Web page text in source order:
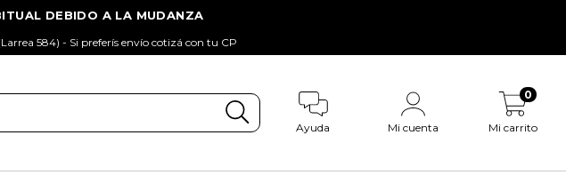
584) - Si preferís envío cotizá con tu CP
Ayuda Mi cuenta Mi carrito
0